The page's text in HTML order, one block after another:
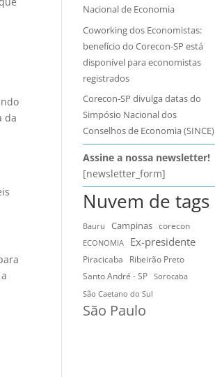
da
Nacional de Economia
Coworking dos Economistas:
benefício do Corecon-SP está
disponível para economistas
registrados
Corecon-SP divulga datas do
Simpósio Nacional dos
Conselhos de Economia (SINCE)
Assine a nossa newsletter!
[newsletter_form]
Nuvem de tags
Bauru Campinas
corecon
ECONOMIA
Ex-presidente
Piracicaba
Ribeirão Preto
Santo André - SP
Sorocaba
São Caetano do Sul
São Paulo